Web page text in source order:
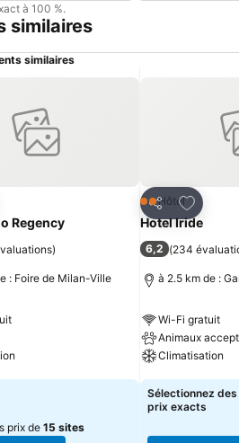
à 100 %.
similaires
similaires
à mes favoris
Regency
)
: Foire de Milan-Ville
prix
prix de 15 sites
Partager
Ajouter
2 Étoiles
Hôtel
Hotel Iride
6,2 (234
à 2.5 km de :
Wi-Fi gratuit
Animaux
Climatisation
Consulter les
Sélectionnez
prix exacts